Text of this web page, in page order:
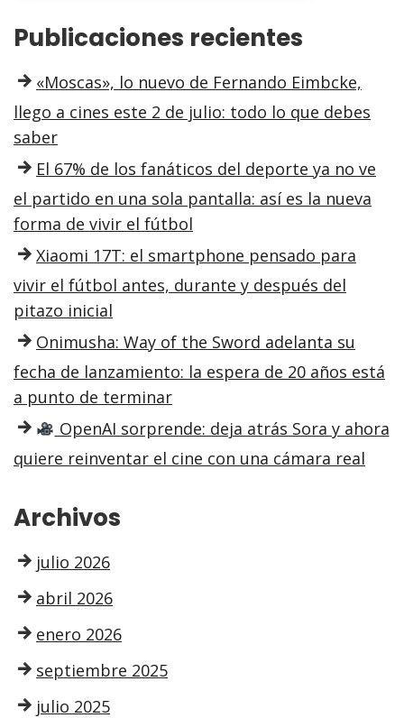
Publicaciones recientes
«Moscas», lo nuevo de Fernando Eimbcke,
llego a cines este 2 de julio: todo lo que debes
saber
El 67% de los fanáticos del deporte ya no ve
el partido en una sola pantalla: así es la nueva
forma de vivir el fútbol
Xiaomi 17T: el smartphone pensado para
vivir el fútbol antes, durante y después del
pitazo inicial
Onimusha: Way of the Sword adelanta su
fecha de lanzamiento: la espera de 20 años está
a punto de terminar
OpenAI sorprende: deja atrás Sora y ahora
quiere reinventar el cine con una cámara real
Archivos
julio 2026
abril 2026
enero 2026
septiembre 2025
julio 2025